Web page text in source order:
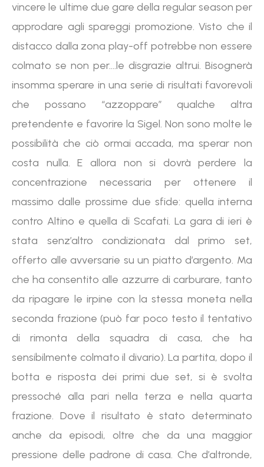
vincere le ultime due gare della regular season per
approdare agli spareggi promozione. Visto che il
distacco dalla zona play-off potrebbe non essere
colmato se non per….le disgrazie altrui. Bisognerà
insomma sperare in una serie di risultati favorevoli
che possano “azzoppare” qualche altra
pretendente e favorire la Sigel. Non sono molte le
possibilità che ciò ormai accada, ma sperar non
costa nulla. E allora non si dovrà perdere la
concentrazione necessaria per ottenere il
massimo dalle prossime due sfide: quella interna
contro Altino e quella di Scafati. La gara di ieri è
stata senz’altro condizionata dal primo set,
offerto alle avversarie su un piatto d’argento. Ma
che ha consentito alle azzurre di carburare, tanto
da ripagare le irpine con la stessa moneta nella
seconda frazione (può far poco testo il tentativo
di rimonta della squadra di casa, che ha
sensibilmente colmato il divario). La partita, dopo il
botta e risposta dei primi due set, si è svolta
pressoché alla pari nella terza e nella quarta
frazione. Dove il risultato è stato determinato
anche da episodi, oltre che da una maggior
pressione delle padrone di casa. Che d’altronde,